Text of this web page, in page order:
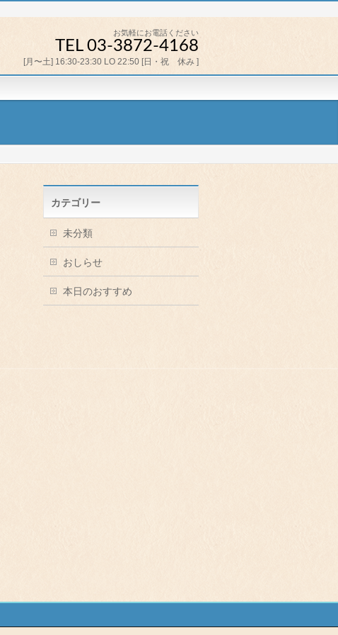
お気軽にお電話ください
TEL 03-3872-4168
[月〜土] 16:30-23:30 LO 22:50 [日・祝 休み ]
カテゴリー
未分類
おしらせ
本日のおすすめ